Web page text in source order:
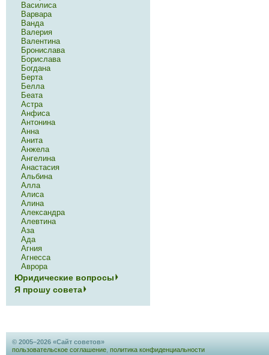
Василиса
Варвара
Ванда
Валерия
Валентина
Бронислава
Борислава
Богдана
Берта
Белла
Беата
Астра
Анфиса
Антонина
Анна
Анита
Анжела
Ангелина
Анастасия
Альбина
Алла
Алиса
Алина
Александра
Алевтина
Аза
Ада
Агния
Агнесса
Аврора
Юридические вопросы
Я прошу совета
© 2005–2026 «Сайт советов»
пользовательское соглашение политика конфиденциальности